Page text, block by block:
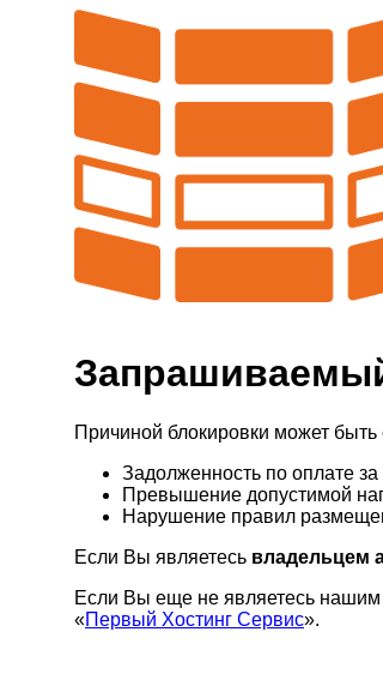
Причиной блокировки может
Задолженность по оплате за
Превышение допустимой
Нарушение правил
Если Вы являетесь владельцем
Если Вы еще не являетесь нашим
«Первый Хостинг Сервис».